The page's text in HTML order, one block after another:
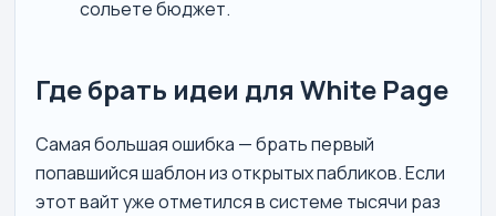
сольете бюджет.
Где брать идеи для White Page
Самая большая ошибка — брать первый
попавшийся шаблон из открытых пабликов. Если
этот вайт уже отметился в системе тысячи раз